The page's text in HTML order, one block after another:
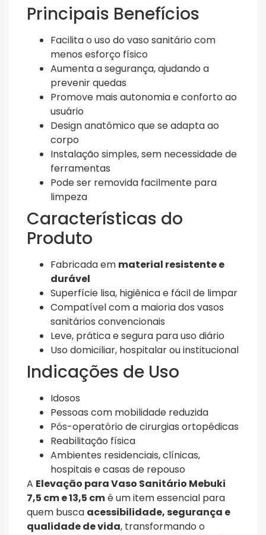
Principais Benefícios
Facilita o uso do vaso sanitário com
menos esforço físico
Aumenta a segurança, ajudando a
prevenir quedas
Promove mais autonomia e conforto ao
usuário
Design anatômico que se adapta ao
corpo
Instalação simples, sem necessidade de
ferramentas
Pode ser removida facilmente para
limpeza
Características do
Produto
Fabricada em material resistente e
durável
Superfície lisa, higiênica e fácil de limpar
Compatível com a maioria dos vasos
sanitários convencionais
Leve, prática e segura para uso diário
Uso domiciliar, hospitalar ou institucional
Indicações de Uso
Idosos
Pessoas com mobilidade reduzida
Pós-operatório de cirurgias ortopédicas
Reabilitação física
Ambientes residenciais, clínicas,
hospitais e casas de repouso
A Elevação para Vaso Sanitário Mebuki
7,5 cm e 13,5 cmé um item essencial para
quem busca acessibilidade, segurança e
qualidade de vida, transformando o